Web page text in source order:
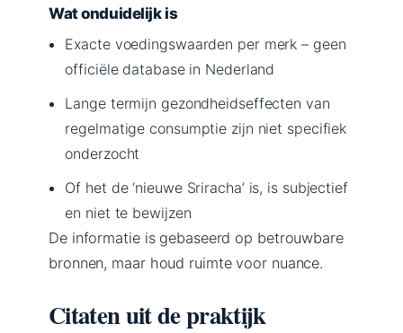
Wat onduidelijk is
Exacte voedingswaarden per merk – geen
officiële database in Nederland
Lange termijn gezondheidseffecten van
regelmatige consumptie zijn niet specifiek
onderzocht
Of het de ‘nieuwe Sriracha’ is, is subjectief
en niet te bewijzen
De informatie is gebaseerd op betrouwbare
bronnen, maar houd ruimte voor nuance.
Citaten uit de praktijk